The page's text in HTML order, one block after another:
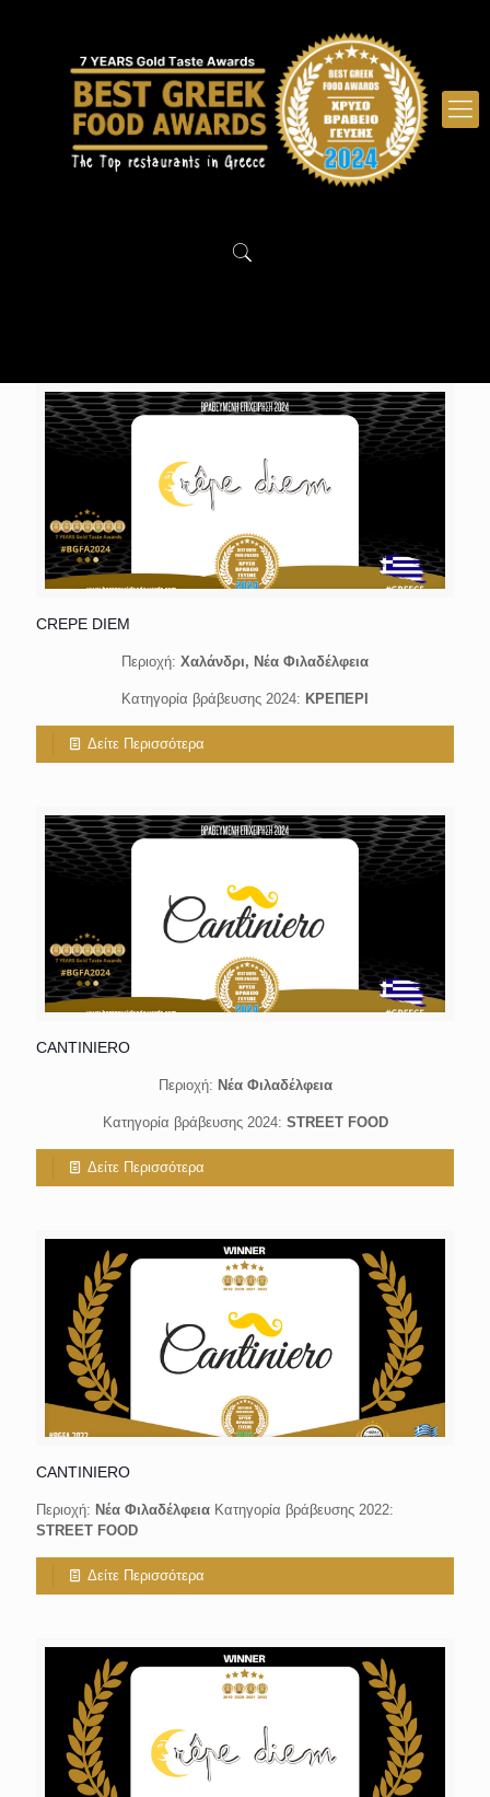
CREPE DIEM
Περιοχή: Χαλάνδρι, Νέα Φιλαδέλφεια
Κατηγορία βράβευσης 2024: ΚΡΕΠΕΡΙ
Δείτε Περισσότερα
CANTINIERO
Περιοχή: Νέα Φιλαδέλφεια
Κατηγορία βράβευσης 2024: STREET FOOD
Δείτε Περισσότερα
CANTINIERO
Περιοχή: Νέα Φιλαδέλφεια Κατηγορία βράβευσης 2022:
STREET FOOD
Δείτε Περισσότερα